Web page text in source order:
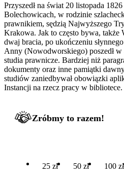
Przyszedł na świat 20 listopada
Bolechowicach, w rodzinie
prawnikiem, sędzią Najwyższego
Krakowa. Jak to często bywa, także
dwaj bracia, po ukończeniu
Anny (Nowodworskiego) poszedł w
studia prawnicze. Bardziej niż
dokumenty oraz inne pamiątki
studiów zaniedbywał obowiązki
Instancji na rzecz pracy w bibliotece.
Zróbmy to razem!
25 zł 50 zł 100 zł